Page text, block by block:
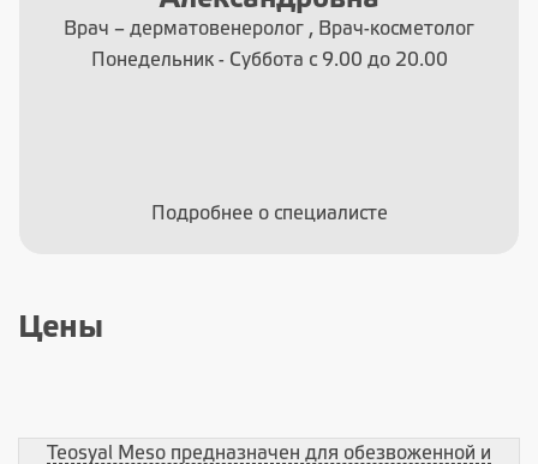
Врач – дерматовенеролог , Врач-косметолог
Понедельник - Суббота с 9.00 до 20.00
Подробнее о специалисте
Цены
Teosyal Meso предназначен для обезвоженной и